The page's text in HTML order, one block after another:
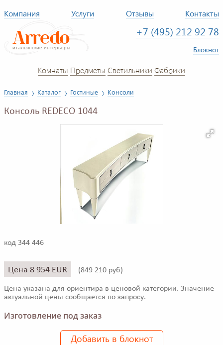
Компания Услуги Отзывы Контакты
+7 (495) 212 92 78
Блокнот
Комнаты Предметы Светильники Фабрики
Главная Каталог Гостиные Консоли
Консоль REDECO 1044
код 344 446
Цена 8 954 EUR (849 210 руб)
Цена указана для ориентира в ценовой категории. Значение
актуальной цены сообщается по запросу.
Изготовление под заказ
Добавить в блокнот